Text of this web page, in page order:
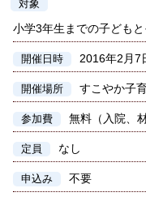
対象
小学3年生までの子ども
開催日時 2016年2月7
開催場所 すこやか子
参加費 無料（入院、
定員 なし
申込み 不要